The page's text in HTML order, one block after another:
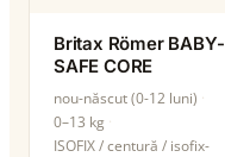
Britax Römer BABY-
SAFE CORE
nou-născut (0-12 luni)
0–13 kg
ISOFIX / centură / isofix-